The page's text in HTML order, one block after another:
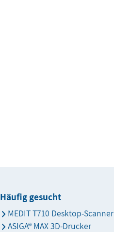
Häufig gesucht
MEDIT T710 Desktop-Scanner
ASIGA® MAX 3D-Drucker